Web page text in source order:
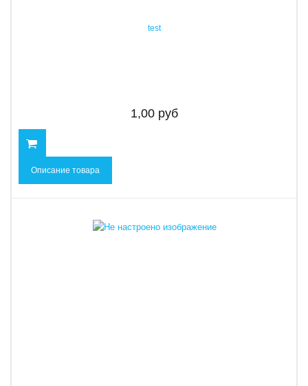
test
1,00 руб
Описание товара